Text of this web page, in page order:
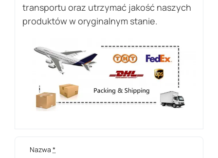
transportu oraz utrzymać jakość naszych
produktów w oryginalnym stanie.
Nazwa*